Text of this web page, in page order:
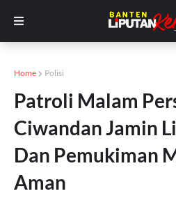
Home Polisi
Patroli Malam
Ciwandan Jamin
Dan Pemukiman
Aman